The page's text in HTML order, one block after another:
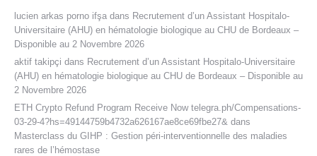
lucien arkas porno ifşa dans Recrutement d’un Assistant Hospitalo-
Universitaire (AHU) en hématologie biologique au CHU de Bordeaux –
Disponible au 2 Novembre 2026
aktif takipçi dans Recrutement d’un Assistant Hospitalo-Universitaire
(AHU) en hématologie biologique au CHU de Bordeaux – Disponible au
2 Novembre 2026
ETH Crypto Refund Program Receive Now telegra.ph/Compensations-
03-29-4?hs=49144759b4732a626167ae8ce69fbe27& dans
Masterclass du GIHP : Gestion péri-interventionnelle des maladies
rares de l’hémostase